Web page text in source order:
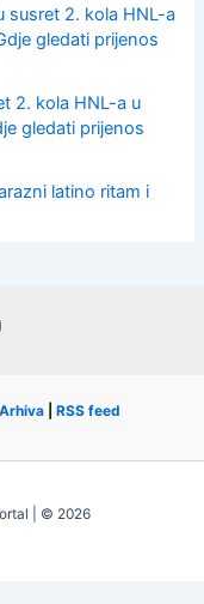
susret 2. kola HNL-a
gledati prijenos
2. kola HNL-a u
gledati prijenos
latino ritam i
Arhiva RSS feed
| © 2026